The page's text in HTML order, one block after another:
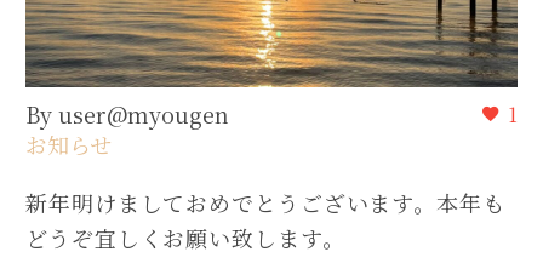
1
By user@myougen
お知らせ
新年明けましておめでとうございます。本年も
どうぞ宜しくお願い致します。